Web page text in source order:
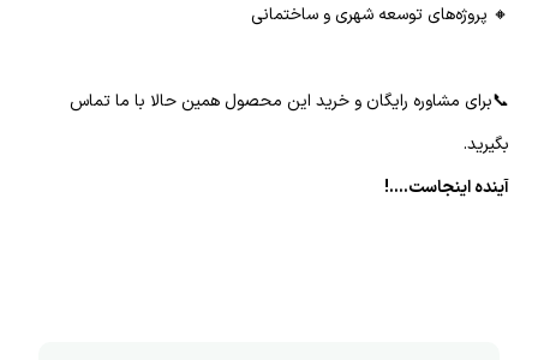
🔸 پروژه‌های توسعه شهری و ساختمانی
📞برای مشاوره رایگان و خرید این محصول همین حالا با ما تماس
بگیرید.
آینده اینجاست....!